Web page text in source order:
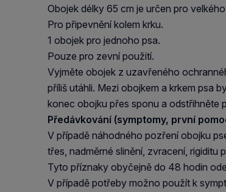
Obojek délky 65 cm je určen pro
Pro připevnění kolem krku.
1 obojek pro jednoho psa.
Pouze pro zevní použití.
Vyjměte obojek z uzavřeného
příliš utáhli. Mezi obojkem a krkem psa
konec obojku přes sponu a odstřihněte
Předávkování (symptomy, první
V případě náhodného pozření obojku
třes, nadměrné slinění, zvracení, rigiditu
Tyto příznaky obyčejně do 48 hodin
V případě potřeby možno použít k